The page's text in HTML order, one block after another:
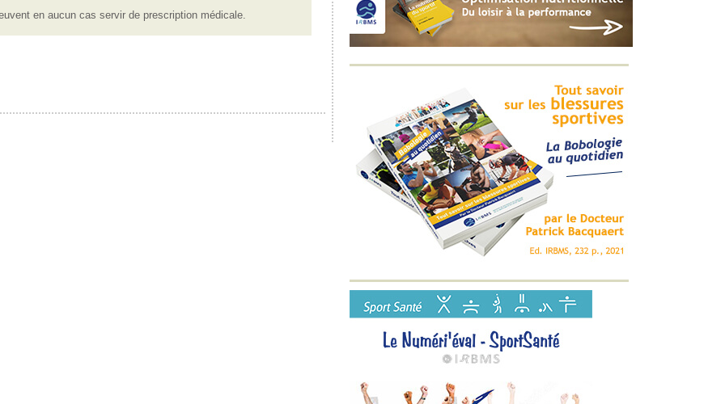
en aucun cas servir de prescription médicale.